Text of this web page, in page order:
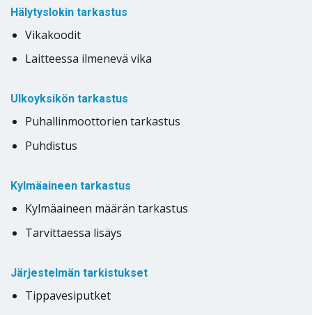
Hälytyslokin tarkastus
Vikakoodit
Laitteessa ilmenevä vika
Ulkoyksikön tarkastus
Puhallinmoottorien tarkastus
Puhdistus
Kylmäaineen tarkastus
Kylmäaineen määrän tarkastus
Tarvittaessa lisäys
Järjestelmän tarkistukset
Tippavesiputket